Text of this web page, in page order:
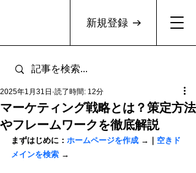
新規登録
マーケティング戦略とは？策定方法
やフレームワークを徹底解説
2025年1月31日 読了時間: 12分
まずはじめに： ホームページを作成 →｜ 空きド
メインを検索 →